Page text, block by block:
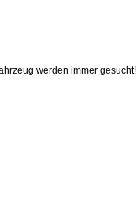
werden immer gesucht!